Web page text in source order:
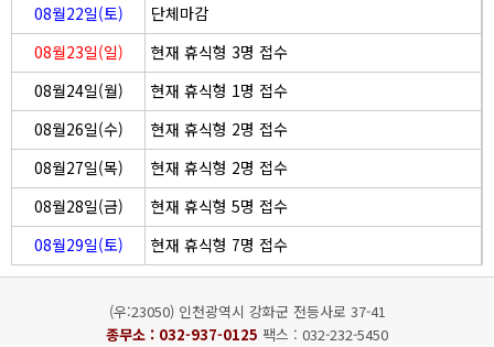
08월22일(토)
단체마감
08월23일(일)
현재 휴식형 3명 접수
08월24일(월)
현재 휴식형 1명 접수
08월26일(수)
현재 휴식형 2명 접수
08월27일(목)
현재 휴식형 2명 접수
08월28일(금)
현재 휴식형 5명 접수
08월29일(토)
현재 휴식형 7명 접수
(우:23050) 인천광역시 강화군 전등사로 37-41
종무소 : 032-937-0125 팩스 : 032-232-5450